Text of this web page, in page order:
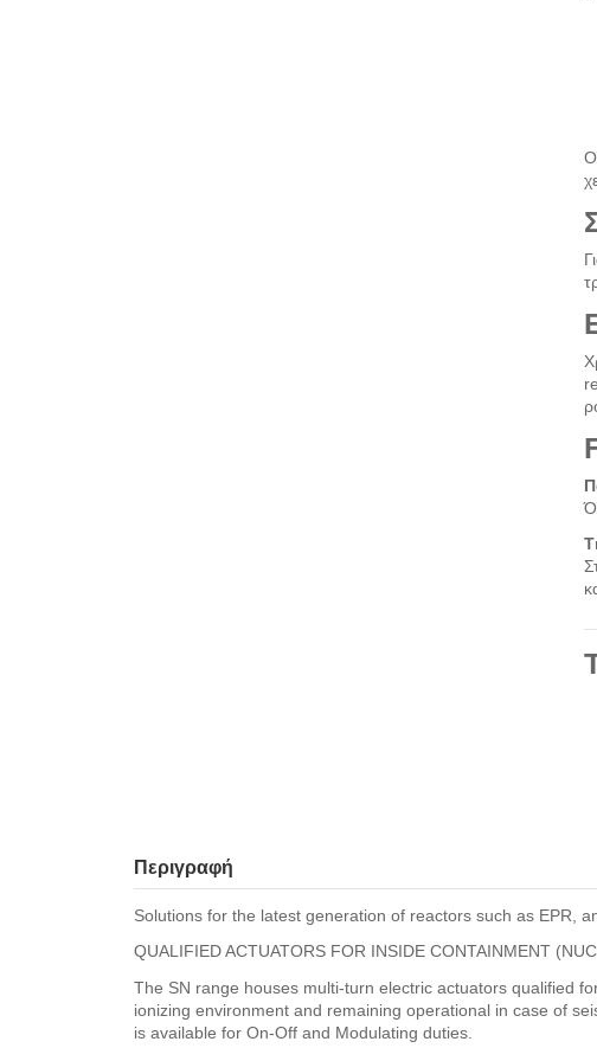
Περιγραφή
Solutions for the latest generation of reactors such as EPR,
QUALIFIED ACTUATORS FOR INSIDE CONTAINMENT
The SN range houses multi-turn electric actuators qualified
ionizing environment and remaining operational in case of
is available for On-Off and Modulating duties.